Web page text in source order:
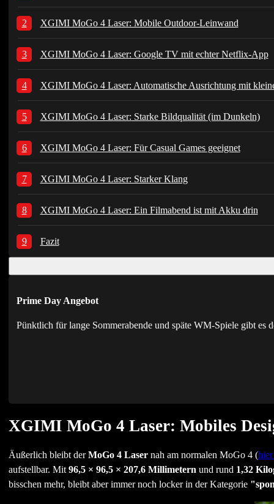
XGIMI MoGo 4 Laser: Mobile Outdoor-Leinwand
XGIMI MoGo 4 Laser: Google TV mit echter Netflix-App
XGIMI MoGo 4 Laser: Automatische Ausrichtung mit
XGIMI MoGo 4 Laser: Starke Bildqualität (im Dunkeln)
XGIMI MoGo 4 Laser: Für Casual Games geeignet
XGIMI MoGo 4 Laser: Starker Klang
XGIMI MoGo 4 Laser: Ein Filmabend ist mit Akku drin
Fazit
Prime Day Angebot
Pünktlich für lange Sommerabende und späte WM-Spiele gibt
XGIMI MoGo 4 Laser: Mobiles
Äußerlich bleibt derMoGo 4 Lasernah am normalen MoGo 4 (hier
aufstellbar. Mit 96,5 × 96,5 × 207,6 Millimetern und rund 1,32
bisschen mehr, bleibt aber immer noch locker in der Kategorie